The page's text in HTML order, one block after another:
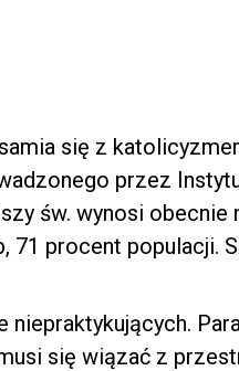
się z
przez
św. wynosi obecnie
71 procent populacji.
się wiązać z